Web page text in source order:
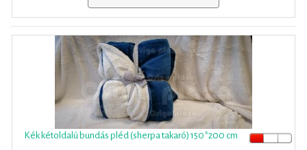
Kék kétoldalú bundás pléd (sherpa takaró) 150*200 cm